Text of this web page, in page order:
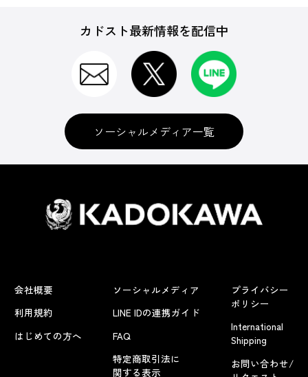
カドスト最新情報を配信中
ソーシャルメディア一覧
会社概要
利用規約
はじめての方へ
ソーシャルメディア
LINE IDの連携ガイド
FAQ
特定商取引法に
関する表示
プライバシー
ポリシー
International
Shipping
お問い合わせ/